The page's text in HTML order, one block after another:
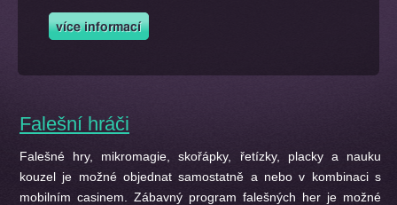
Falešní hráči
Falešné hry, mikromagie, skořápky, řetízky, placky a nauku
kouzel je možné objednat samostatně a nebo v kombinaci s
mobilním casinem. Zábavný program falešných her je možné